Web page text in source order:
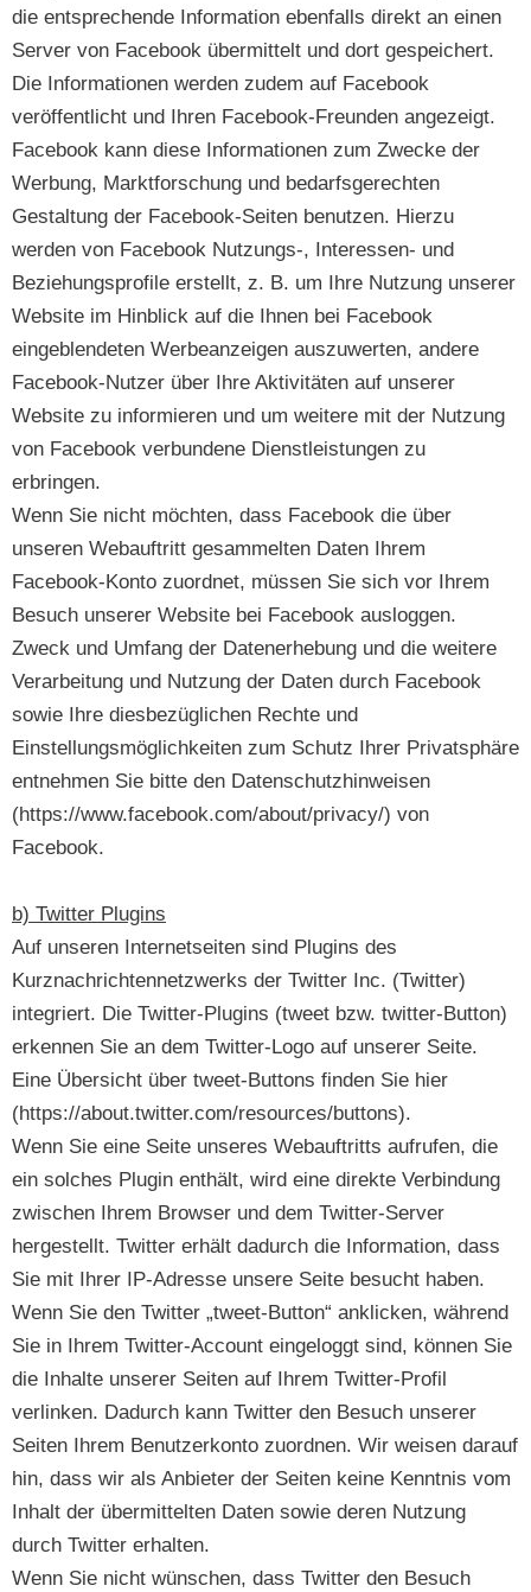
die entsprechende Information ebenfalls direkt an einen
Server von Facebook übermittelt und dort gespeichert.
Die Informationen werden zudem auf Facebook
veröffentlicht und Ihren Facebook-Freunden angezeigt.
Facebook kann diese Informationen zum Zwecke der
Werbung, Marktforschung und bedarfsgerechten
Gestaltung der Facebook-Seiten benutzen. Hierzu
werden von Facebook Nutzungs-, Interessen- und
Beziehungsprofile erstellt, z. B. um Ihre Nutzung unserer
Website im Hinblick auf die Ihnen bei Facebook
eingeblendeten Werbeanzeigen auszuwerten, andere
Facebook-Nutzer über Ihre Aktivitäten auf unserer
Website zu informieren und um weitere mit der Nutzung
von Facebook verbundene Dienstleistungen zu
erbringen.
Wenn Sie nicht möchten, dass Facebook die über
unseren Webauftritt gesammelten Daten Ihrem
Facebook-Konto zuordnet, müssen Sie sich vor Ihrem
Besuch unserer Website bei Facebook ausloggen.
Zweck und Umfang der Datenerhebung und die weitere
Verarbeitung und Nutzung der Daten durch Facebook
sowie Ihre diesbezüglichen Rechte und
Einstellungsmöglichkeiten zum Schutz Ihrer Privatsphäre
entnehmen Sie bitte den Datenschutzhinweisen
(https://www.facebook.com/about/privacy/) von
Facebook.
b) Twitter Plugins
Auf unseren Internetseiten sind Plugins des
Kurznachrichtennetzwerks der Twitter Inc. (Twitter)
integriert. Die Twitter-Plugins (tweet bzw. twitter-Button)
erkennen Sie an dem Twitter-Logo auf unserer Seite.
Eine Übersicht über tweet-Buttons finden Sie hier
(https://about.twitter.com/resources/buttons).
Wenn Sie eine Seite unseres Webauftritts aufrufen, die
ein solches Plugin enthält, wird eine direkte Verbindung
zwischen Ihrem Browser und dem Twitter-Server
hergestellt. Twitter erhält dadurch die Information, dass
Sie mit Ihrer IP-Adresse unsere Seite besucht haben.
Wenn Sie den Twitter „tweet-Button“ anklicken, während
Sie in Ihrem Twitter-Account eingeloggt sind, können Sie
die Inhalte unserer Seiten auf Ihrem Twitter-Profil
verlinken. Dadurch kann Twitter den Besuch unserer
Seiten Ihrem Benutzerkonto zuordnen. Wir weisen darauf
hin, dass wir als Anbieter der Seiten keine Kenntnis vom
Inhalt der übermittelten Daten sowie deren Nutzung
durch Twitter erhalten.
Wenn Sie nicht wünschen, dass Twitter den Besuch